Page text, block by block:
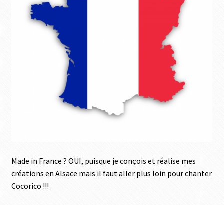
Made in France ? OUI, puisque je conçois et réalise mes
créations en Alsace mais il faut aller plus loin pour chanter
Cocorico !!!